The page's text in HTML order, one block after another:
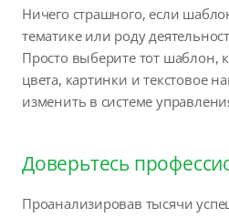
Ничего страшного, если
тематике или роду
Просто выберите тот шаблон,
цвета, картинки и текстовое
изменить в системе
Доверьтесь
Проанализировав тысячи